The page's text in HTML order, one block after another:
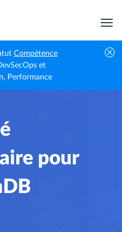
Compétence
et
Performance
Conformité réglementaire pour
CockroachDB
pour